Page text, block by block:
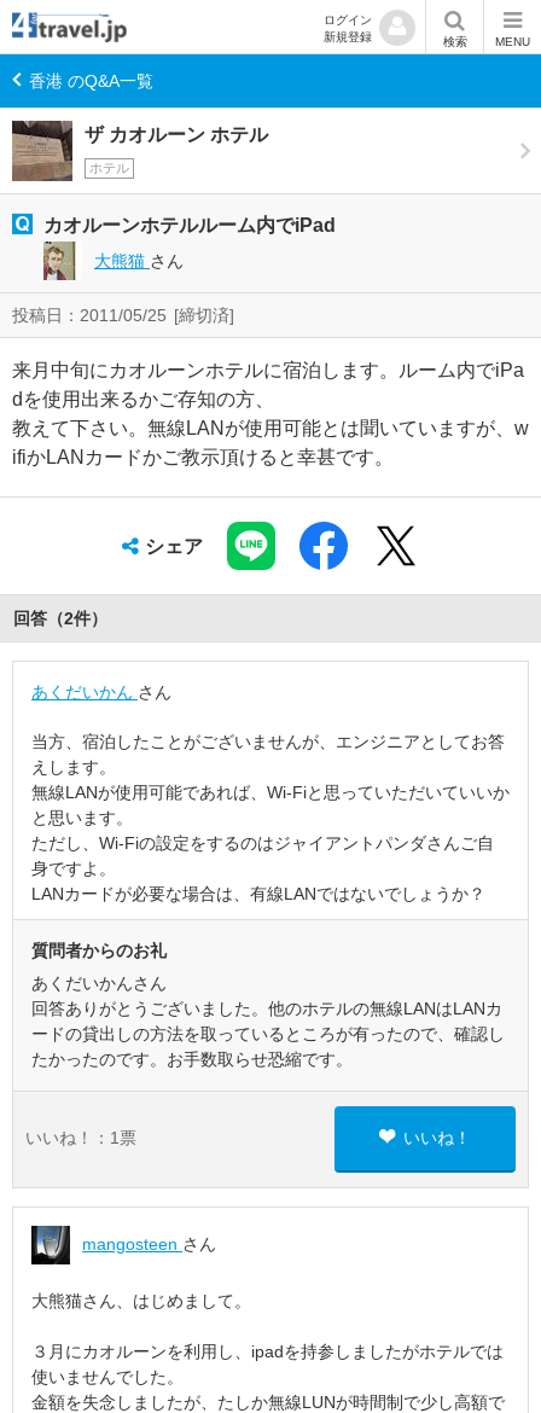
ログイン
新規登録
検索 MENU
香港 のQ&A一覧
ザ カオルーン ホテル
ホテル
カオルーンホテルルーム内でiPad
大熊猫 さん
投稿日：2011/05/25 [締切済]
来月中旬にカオルーンホテルに宿泊します。ルーム内でiPa
dを使用出来るかご存知の方、
教えて下さい。無線LANが使用可能とは聞いていますが、w
ifiかLANカードかご教示頂けると幸甚です。
シェア
回答（2件）
あくだいかん さん
当方、宿泊したことがございませんが、エンジニアとしてお答
えします。
無線LANが使用可能であれば、Wi-Fiと思っていただいていいか
と思います。
ただし、Wi-Fiの設定をするのはジャイアントパンダさんご自
身ですよ。
LANカードが必要な場合は、有線LANではないでしょうか？
質問者からのお礼
あくだいかんさん
回答ありがとうございました。他のホテルの無線LANはLANカ
ードの貸出しの方法を取っているところが有ったので、確認し
たかったのです。お手数取らせ恐縮です。
いいね！： 1 票 いいね！
mangosteen さん
大熊猫さん、はじめまして。
３月にカオルーンを利用し、ipadを持参しましたがホテルでは
使いませんでした。
金額を失念しましたが、たしか無線LUNが時間制で少し高額で